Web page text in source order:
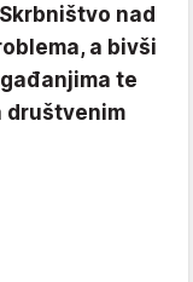
Skrbništvo nad
a bivši
te
društvenim